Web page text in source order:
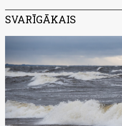
SVARĪGĀKAIS